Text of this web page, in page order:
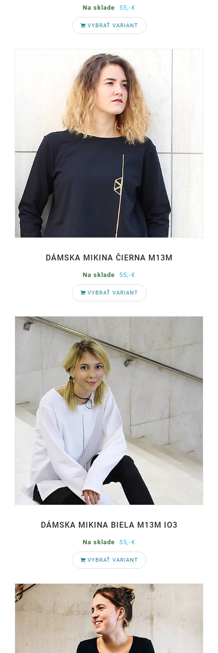
Na sklade 55,-€
VYBRAŤ VARIANT
DÁMSKA MIKINA ČIERNA M13M
Na sklade 55,-€
VYBRAŤ VARIANT
DÁMSKA MIKINA BIELA M13M IO3
Na sklade 55,-€
VYBRAŤ VARIANT